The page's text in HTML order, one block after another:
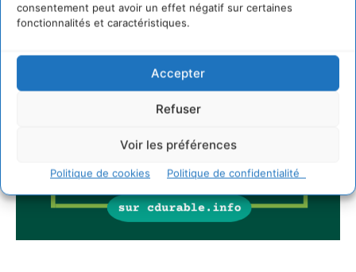
consentement peut avoir un effet négatif sur certaines
fonctionnalités et caractéristiques.
Accepter
Refuser
Voir les préférences
Politique de cookies Politique de confidentialité